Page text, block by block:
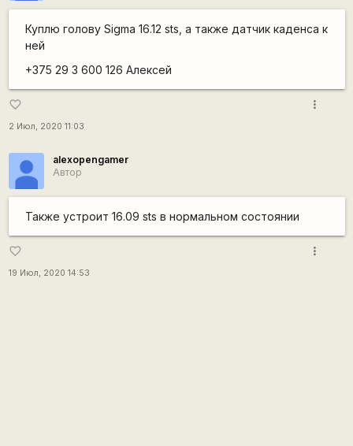
Куплю голову Sigma 16.12 sts, а также датчик каденса к
ней
+375 29 3 600 126 Алексей
favorite_border
2 Июл, 2020 11:03
more_vert
alexopengamer
Автор
Также устроит 16.09 sts в нормальном состоянии
favorite_border
19 Июл, 2020 14:53
more_vert